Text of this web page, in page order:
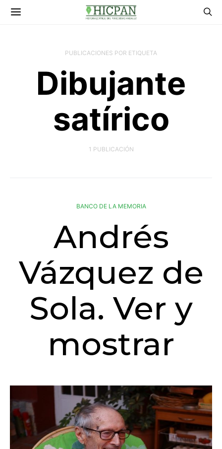
PUBLICACIONES POR ETIQUETA
Dibujante
satírico
1 PUBLICACIÓN
BANCO DE LA MEMORIA
Andrés
Vázquez de
Sola. Ver y
mostrar